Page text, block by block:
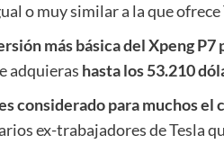
o muy similar a la que
más básica del Xpeng
adquieras hasta los 53.210
considerado para muchos el
ex-trabajadores de Tesla